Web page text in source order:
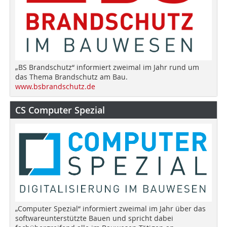
„BS Brandschutz“ informiert zweimal im Jahr rund um
das Thema Brandschutz am Bau.
www.bsbrandschutz.de
CS Computer Spezial
„Computer Spezial“ informiert zweimal im Jahr über das
softwareunterstützte Bauen und spricht dabei